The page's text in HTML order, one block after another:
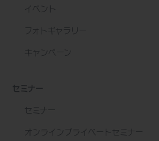
イベント
フォトギャラリー
キャンペーン
セミナー
セミナー
オンラインプライベートセミナー